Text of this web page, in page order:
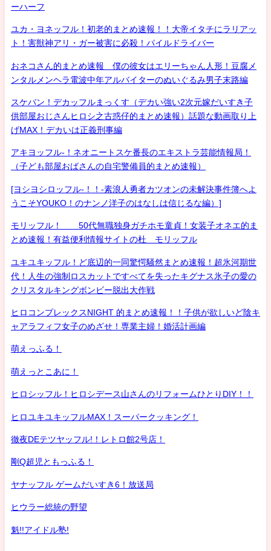
ーハーフ
ユカ・ヨネッフル！初老的まとめ速報！！大帝イタチにラリアッ
ト！害獣神アリ・ガー被害に必殺！パイルドライバー
おネコさん的まとめ速報 僕の彼女はエリーちゃん人形！豆腐メ
ンタルメンヘラ電波中年アルバイターのぬいぐるみ男子末路編
スケバン！デカッフルまっくす（デカい強い2次元嫁だいすき子
供部屋おじさんヒロシ之古惑仔的まとめ速報）話題な動画取り上
げMAX！デカいは正義刑事編
アキヨッフル-！ネオニートスケ番長のエキストラ芸能情報局！
（子ども部屋おばさんの自宅警備員的まとめ速報）
[ヨシヨシロッフル-！！-素浪人勇者カツオンの未解決事件簿へよ
うこそYOUKO！のナンノ洋子のはなしは信じるな編）]
モリッフル！ 50代無職独身ガチホモ童貞！女装子オネエ的ま
とめ速報！有益便利情報サイトの杜 モリッフル
ユキユキッフル！ど底辺的一同驚愕騒然まとめ速報！超氷河期世
代！人生の強制ロスカットですべてを失ったキグナス氷子の愛の
クリスタルキングボンビー脱出大作戦
ヒロコンプレックスNIGHT 的まとめ速報！！子供が欲しいど陰キ
ャアラフィフ女子のめざせ！専業主婦！婚活計画編
萌えっふる！
萌えっとこあに！
ヒロシッフル！ヒロシデース山さんのリフォームひとりDIY！！
ヒロユキユキッフルMAX！スーパークッキング！
徹夜DEテツヤッフル!！レトロ館2号店！
剛Q超児ともっふる！
ヤナッフル ゲームだいすき6！放送局
ヒウラー総統の野望
魁!!アイドル塾!